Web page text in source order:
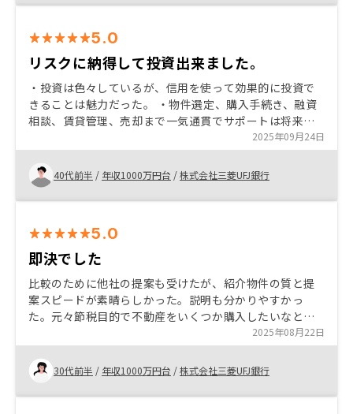
5.0
リスクに納得して投資出来ました。
・投資は色々しているが、信用を使って効果的に投資で
きることは魅力だった。 ・物件選定、購入手続き、融資
相談、賃貸管理、売却まで一気通貫でサポートは将来の
選択肢も増える ・投資初心者でも参入しやすい。 ・不動
産投資は初めてで、リスクも高いイメージがあったが、
リスクは許容出来るものだった。
2025年09月24日
40代前半 / 年収1000万円台 /株式会社三菱UFJ銀行
5.0
即決でした
比較のために他社の提案も受けたが、紹介物件の質と提
案スピードが素晴らしかった。説明も分かりやすかっ
た。元々節税目的で不動産をいくつか購入したいなと思
っていたが、リノシーからの提案が後押しになって、比
較的即決で購入に至った。
2025年08月22日
30代前半 / 年収1000万円台 /株式会社三菱UFJ銀行